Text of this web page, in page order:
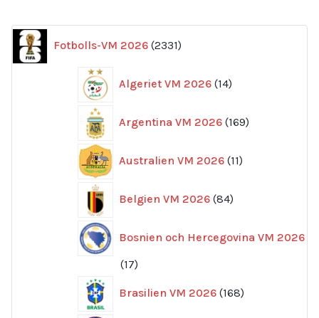
Fotbolls-VM 2026 2331
produkter
Algeriet VM 2026 14
produkter
Argentina VM 2026 169
produkter
Australien VM 2026 11
produkter
Belgien VM 2026 84
produkter
Bosnien och Hercegovina VM 2026
1717
Brasilien VM 2026 168
produkter